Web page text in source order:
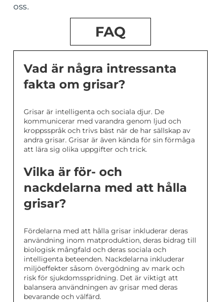
oss.
FAQ
Vad är några intressanta
fakta om grisar?
Grisar är intelligenta och sociala djur. De
kommunicerar med varandra genom ljud och
kroppsspråk och trivs bäst när de har sällskap av
andra grisar. Grisar är även kända för sin förmåga
att lära sig olika uppgifter och trick.
Vilka är för- och
nackdelarna med att hålla
grisar?
Fördelarna med att hålla grisar inkluderar deras
användning inom matproduktion, deras bidrag till
biologisk mångfald och deras sociala och
intelligenta beteenden. Nackdelarna inkluderar
miljöeffekter såsom övergödning av mark och
risk för sjukdomsspridning. Det är viktigt att
balansera användningen av grisar med deras
bevarande och välfärd.